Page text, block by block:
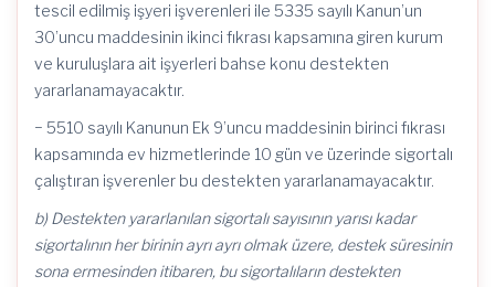
tescil edilmiş işyeri işverenleri ile 5335 sayılı Kanun’un
30’uncu maddesinin ikinci fıkrası kapsamına giren kurum
ve kuruluşlara ait işyerleri bahse konu destekten
yararlanamayacaktır.
− 5510 sayılı Kanunun Ek 9’uncu maddesinin birinci fıkrası
kapsamında ev hizmetlerinde 10 gün ve üzerinde sigortalı
çalıştıran işverenler bu destekten yararlanamayacaktır.
b) Destekten yararlanılan sigortalı sayısının yarısı kadar
sigortalının her birinin ayrı ayrı olmak üzere, destek süresinin
sona ermesinden itibaren, bu sigortalıların destekten